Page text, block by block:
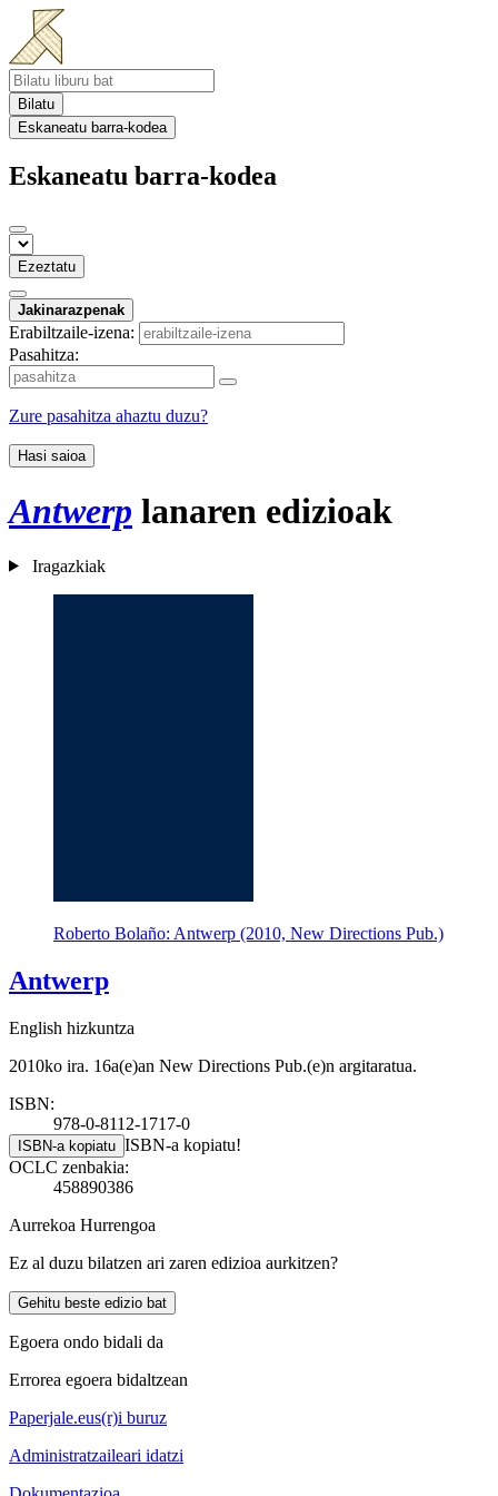
Bilatu
Eskaneatu barra-kodea
Eskaneatu barra-kodea
Ezeztatu
Jakinarazpenak
Erabiltzaile-izena:
Pasahitza:
Zure pasahitza ahaztu duzu?
Hasi saioa
Antwerp lanaren edizioak
Iragazkiak
Roberto Bolaño: Antwerp (2010, New Directions Pub.)
Antwerp
English hizkuntza
2010ko ira. 16a(e)an New Directions Pub.(e)n argitaratua.
ISBN:
978-0-8112-1717-0
ISBN-a kopiatu ISBN-a kopiatu!
OCLC zenbakia:
458890386
Aurrekoa Hurrengoa
Ez al duzu bilatzen ari zaren edizioa aurkitzen?
Gehitu beste edizio bat
Egoera ondo bidali da
Errorea egoera bidaltzean
Paperjale.eus(r)i buruz
Administratzaileari idatzi